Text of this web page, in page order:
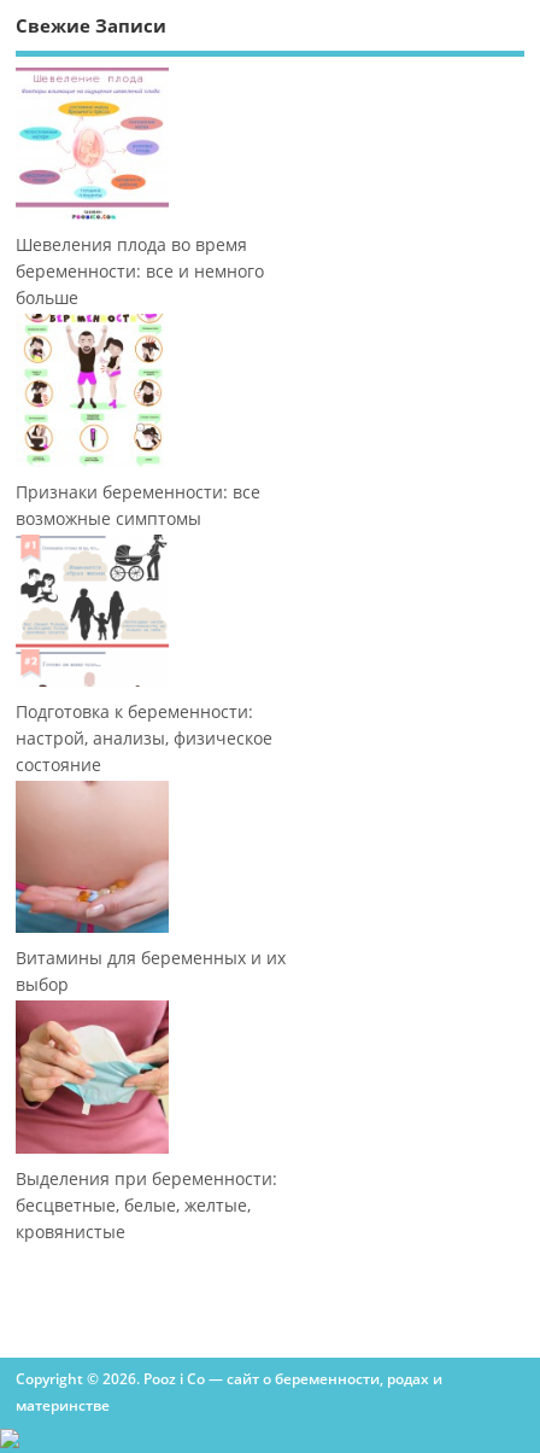
Свежие Записи
Шевеления плода во время
беременности: все и немного
больше
Признаки беременности: все
возможные симптомы
Подготовка к беременности:
настрой, анализы, физическое
состояние
Витамины для беременных и их
выбор
Выделения при беременности:
бесцветные, белые, желтые,
кровянистые
Copyright © 2026. Pooz i Co — сайт о беременности, родах и
материнстве